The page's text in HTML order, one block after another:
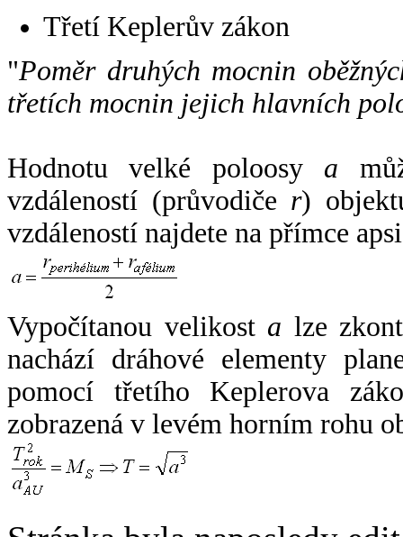
Třetí Keplerův zákon
"Poměr druhých mocnin
třetích mocnin jejich hlavních
Hodnotu velké poloosy a
vzdáleností (průvodiče r)
vzdáleností najdete na přímce
Vypočítanou velikost a lze
nachází dráhové elementy
pomocí třetího Keplerova
zobrazená v levém horním rohu